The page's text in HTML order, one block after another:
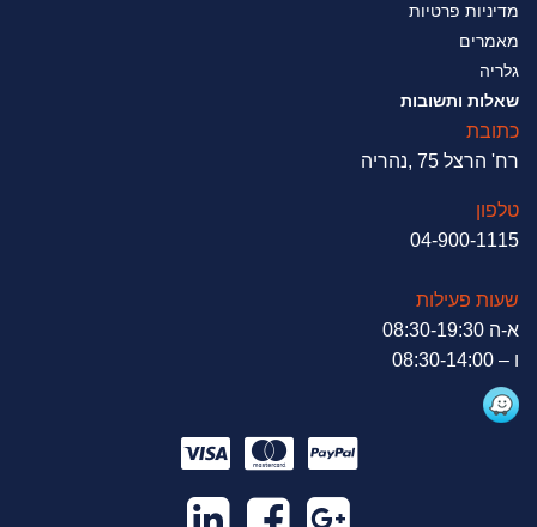
מדיניות פרטיות
מאמרים
גלריה
שאלות ותשובות
כתובת
רח' הרצל 75 ,נהריה
טלפון
04-900-1115
שעות פעילות
א-ה 08:30-19:30
ו – 08:30-14:00